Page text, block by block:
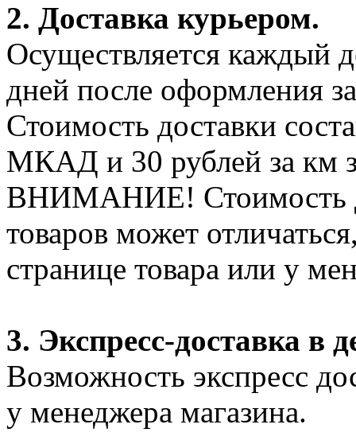
2. Доставка курьером.
Осуществляется каждый
дней после оформления
Стоимость доставки
МКАД и 30 рублей за км
ВНИМАНИЕ! Стоимость
товаров может
странице товара или у
3. Экспресс-доставка в
Возможность экспресс
у менеджера магазина.